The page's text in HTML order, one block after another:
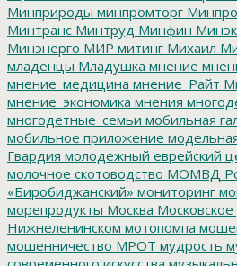
Минприроды минпромторг
Минтранс Минтруд Минфин
Минэнерго МИР митинг Михаил
младенцы Младушка мнение
мнение_медицина мнение_Райт
мнение_экономика мнения
многодетные_семьи мобильная
мобильное приложение
Гвардия молодежный еврейский
молочное скотоводство МОМВД
«Биробиджанский» мониторинг
морепродукты Москва
Нижнеленинском мотопомпа
мошенничество МРОТ мудрость